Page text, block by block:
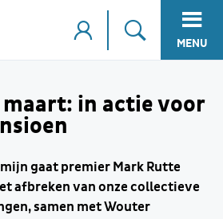
MENU
maart: in actie voor
gaat premier Mark Rutte
afbreken van onze collectieve
samen met Wouter